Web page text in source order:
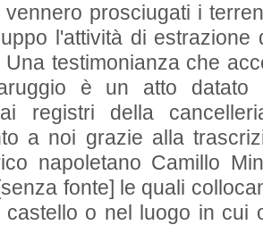
prosciugati i
l'attività di estrazione
testimonianza che
è un atto
registri della
a noi grazie alla
napoletano Camillo
fonte] le quali
castello o nel luogo in cui